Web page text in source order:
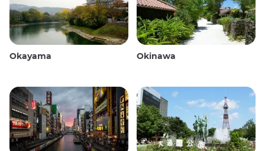
Okayama Okinawa